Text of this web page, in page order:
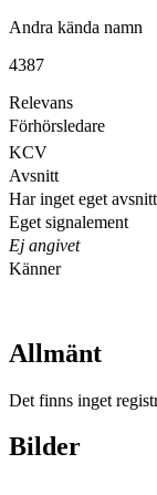
Andra kända namn
4387
Relevans
Förhörsledare
KCV
Avsnitt
Har inget eget
Eget signalement
Ej angivet
Känner
Allmänt
Det finns inget
Bilder